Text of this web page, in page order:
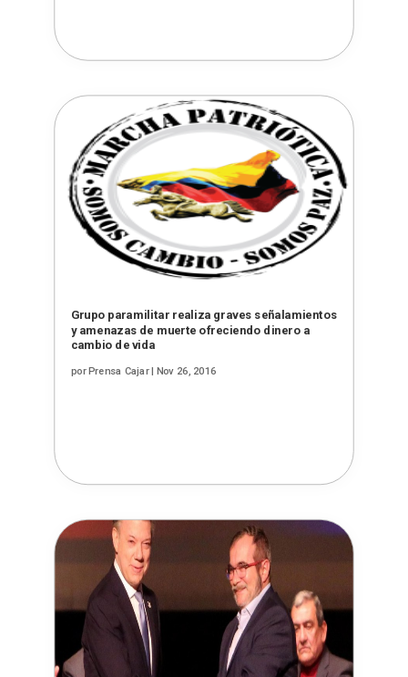
Grupo paramilitar realiza graves señalamientos
y amenazas de muerte ofreciendo dinero a
cambio de vida
porPrensa Cajar| Nov 26, 2016